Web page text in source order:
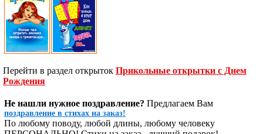
Перейти в раздел открыток Прикольные открытки с Днем
Рождения
Не нашли нужное поздравление? Предлагаем Вам
поздравление в стихах на заказ!
По любому поводу, любой длины, любому человеку